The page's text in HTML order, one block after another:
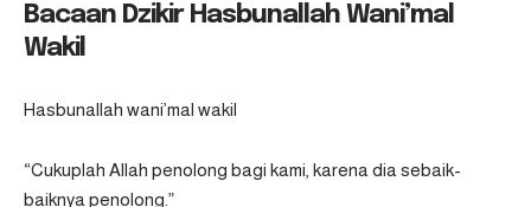
Bacaan Dzikir Hasbunallah Wani’mal
Wakil
Hasbunallah wani’mal wakil
“Cukuplah Allah penolong bagi kami, karena dia sebaik-
baiknya penolong.”